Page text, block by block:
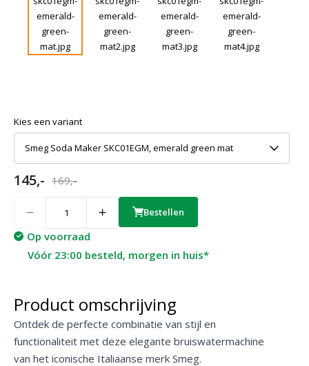
Kies een variant
Smeg Soda Maker SKC01EGM, emerald green mat
145,- 169,-
Bestellen
Op voorraad
Vóór 23:00 besteld, morgen in huis*
Product omschrijving
Ontdek de perfecte combinatie van stijl en
functionaliteit met deze elegante bruiswatermachine
van het iconische Italiaanse merk Smeg.